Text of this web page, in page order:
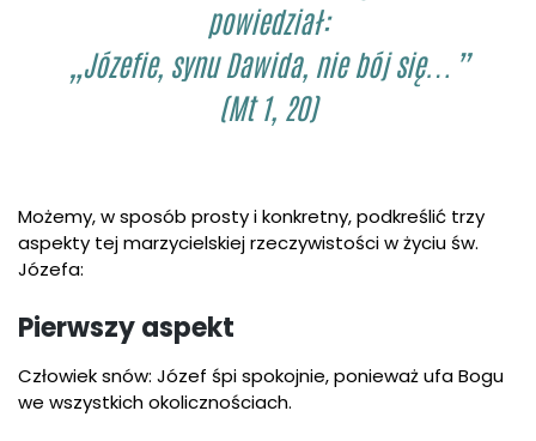
powiedział:
„Józefie, synu Dawida, nie bój się…”
(Mt 1, 20)
Możemy, w sposób prosty i konkretny, podkreślić trzy
aspekty tej marzycielskiej rzeczywistości w życiu św.
Józefa:
Pierwszy aspekt
Człowiek snów: Józef śpi spokojnie, ponieważ ufa Bogu
we wszystkich okolicznościach.